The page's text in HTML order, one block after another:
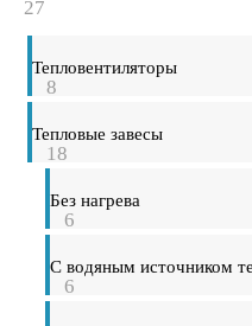
27
Тепловентиляторы
8
Тепловые завесы
18
Без нагрева
6
С водяным источником
6